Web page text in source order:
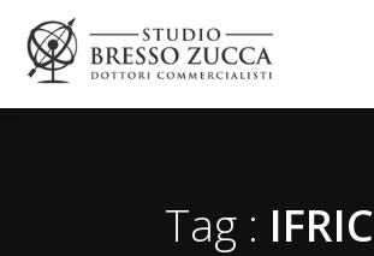
Tag : IFRIC